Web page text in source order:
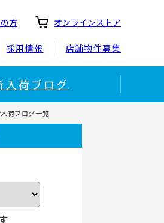
方 オンラインストア
採用情報 店舗物件募集
入荷ブログ
荷ブログ一覧